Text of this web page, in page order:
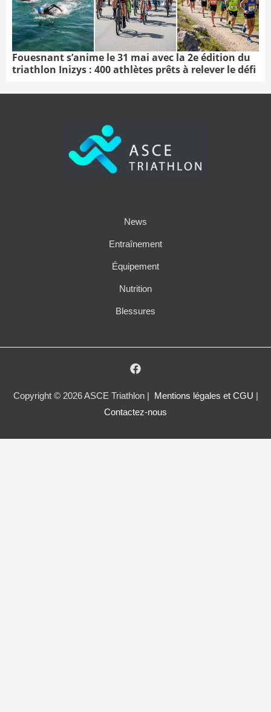
Fouesnant s’anime le 31 mai avec la 2e édition du
triathlon Inizys : 400 athlètes prêts à relever le défi
News
Entraînement
Équipement
Nutrition
Blessures
Copyright © 2026 ASCE Triathlon | Mentions légales et CGU
Contactez-nous